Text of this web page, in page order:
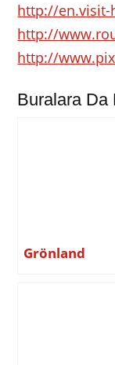
http://en.visit-
http://
http://
Buralara Da
Grönland